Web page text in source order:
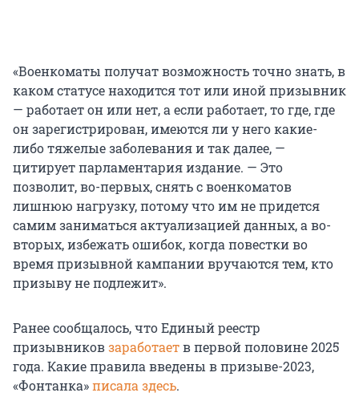
«Военкоматы получат возможность точно знать, в
каком статусе находится тот или иной призывник
— работает он или нет, а если работает, то где, где
он зарегистрирован, имеются ли у него какие-
либо тяжелые заболевания и так далее, —
цитирует парламентария издание. — Это
позволит, во-первых, снять с военкоматов
лишнюю нагрузку, потому что им не придется
самим заниматься актуализацией данных, а во-
вторых, избежать ошибок, когда повестки во
время призывной кампании вручаются тем, кто
призыву не подлежит».
Ранее сообщалось, что Единый реестр
призывниковзаработаетв первой половине 2025
года. Какие правила введены в призыве-2023,
«Фонтанка»писала здесь.